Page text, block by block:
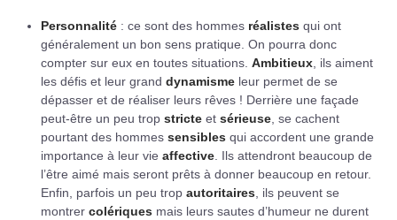
Personnalité : ce sont des hommes réalistes qui ont
généralement un bon sens pratique. On pourra donc
compter sur eux en toutes situations. Ambitieux , ils aiment
les défis et leur grand dynamisme leur permet de se
dépasser et de réaliser leurs rêves ! Derrière une façade
peut-être un peu trop stricte et sérieuse , se cachent
pourtant des hommes sensibles qui accordent une grande
importance à leur vie affective . Ils attendront beaucoup de
l’être aimé mais seront prêts à donner beaucoup en retour.
Enfin, parfois un peu trop autoritaires , ils peuvent se
montrer colériques mais leurs sautes d’humeur ne durent